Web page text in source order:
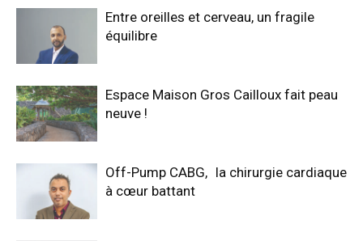
Entre oreilles et cerveau, un fragile
équilibre
Espace Maison Gros Cailloux fait peau
neuve !
Off-Pump CABG, la chirurgie cardiaque
à cœur battant